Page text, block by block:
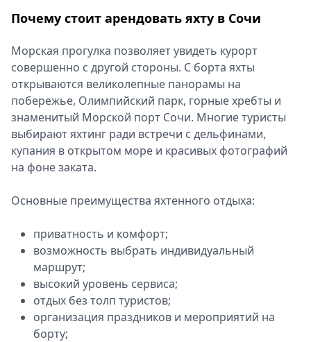
Почему стоит арендовать яхту в Сочи
Морская прогулка позволяет увидеть курорт
совершенно с другой стороны. С борта яхты
открываются великолепные панорамы на
побережье, Олимпийский парк, горные хребты и
знаменитый Морской порт Сочи. Многие туристы
выбирают яхтинг ради встречи с дельфинами,
купания в открытом море и красивых фотографий
на фоне заката.
Основные преимущества яхтенного отдыха:
приватность и комфорт;
возможность выбрать индивидуальный
маршрут;
высокий уровень сервиса;
отдых без толп туристов;
организация праздников и мероприятий на
борту;